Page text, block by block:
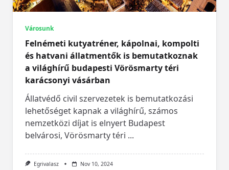
Városunk
Felnémeti kutyatréner, kápolnai, kompolti
és hatvani állatmentők is bemutatkoznak
a világhírű budapesti Vörösmarty téri
karácsonyi vásárban
Állatvédő civil szervezetek is bemutatkozási
lehetőséget kapnak a világhírű, számos
nemzetközi díjat is elnyert Budapest
belvárosi, Vörösmarty téri ...
Egrivalasz Nov 10, 2024